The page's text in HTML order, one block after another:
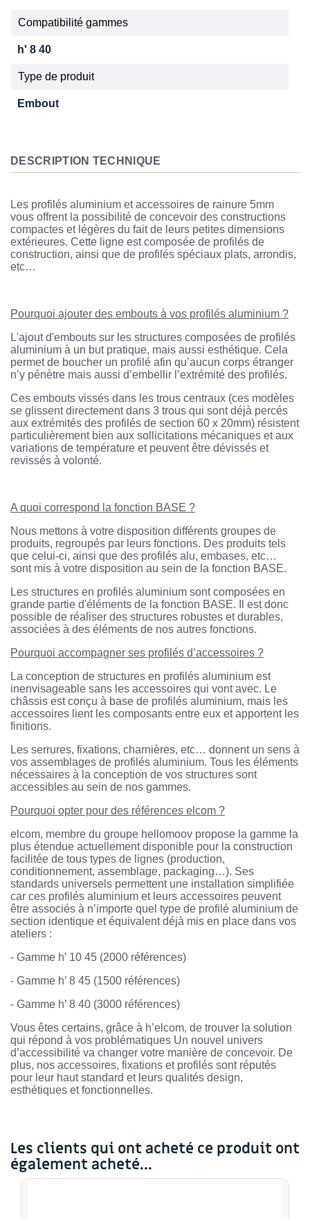
Compatibilité gammes
h' 8 40
Type de produit
Embout
DESCRIPTION TECHNIQUE
Les profilés aluminium et accessoires de rainure 5mm
vous offrent la possibilité de concevoir des constructions
compactes et légères du fait de leurs petites dimensions
extérieures. Cette ligne est composée de profilés de
construction, ainsi que de profilés spéciaux plats, arrondis,
etc…
Pourquoi ajouter des embouts à vos profilés aluminium ?
L'ajout d'embouts sur les structures composées de profilés
aluminium à un but pratique, mais aussi esthétique. Cela
permet de boucher un profilé afin qu’aucun corps étranger
n’y pénètre mais aussi d’embellir l’extrémité des profilés.
Ces embouts vissés dans les trous centraux (ces modèles
se glissent directement dans 3 trous qui sont déjà percés
aux extrémités des profilés de section 60 x 20mm) résistent
particulièrement bien aux sollicitations mécaniques et aux
variations de température et peuvent être dévissés et
revissés à volonté.
A quoi correspond la fonction BASE ?
Nous mettons à votre disposition différents groupes de
produits, regroupés par leurs fonctions. Des produits tels
que celui-ci, ainsi que des profilés alu, embases, etc…
sont mis à votre disposition au sein de la fonction BASE.
Les structures en profilés aluminium sont composées en
grande partie d'éléments de la fonction BASE. Il est donc
possible de réaliser des structures robustes et durables,
associées à des éléments de nos autres fonctions.
Pourquoi accompagner ses profilés d’accessoires ?
La conception de structures en profilés aluminium est
inenvisageable sans les accessoires qui vont avec. Le
châssis est conçu à base de profilés aluminium, mais les
accessoires lient les composants entre eux et apportent les
finitions.
Les serrures, fixations, charnières, etc… donnent un sens à
vos assemblages de profilés aluminium. Tous les éléments
nécessaires à la conception de vos structures sont
accessibles au sein de nos gammes.
Pourquoi opter pour des références elcom ?
elcom, membre du groupe hellomoov propose la gamme la
plus étendue actuellement disponible pour la construction
facilitée de tous types de lignes (production,
conditionnement, assemblage, packaging…). Ses
standards universels permettent une installation simplifiée
car ces profilés aluminium et leurs accessoires peuvent
être associés à n’importe quel type de profilé aluminium de
section identique et équivalent déjà mis en place dans vos
ateliers :
- Gamme h’ 10 45 (2000 références)
- Gamme h’ 8 45 (1500 références)
- Gamme h’ 8 40 (3000 références)
Vous êtes certains, grâce à h’elcom, de trouver la solution
qui répond à vos problématiques Un nouvel univers
d’accessibilité va changer votre manière de concevoir. De
plus, nos accessoires, fixations et profilés sont réputés
pour leur haut standard et leurs qualités design,
esthétiques et fonctionnelles.
Les clients qui ont acheté ce produit ont
également acheté...